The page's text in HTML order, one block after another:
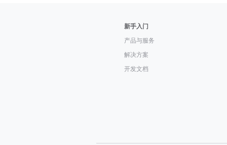
新手入门
产品与服务
解决方案
开发文档